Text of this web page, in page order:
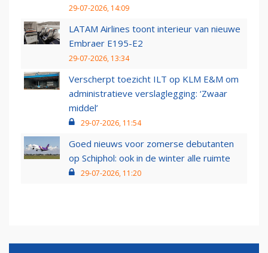
29-07-2026, 14:09
LATAM Airlines toont interieur van nieuwe
Embraer E195-E2
29-07-2026, 13:34
Verscherpt toezicht ILT op KLM E&M om
administratieve verslaglegging: ‘Zwaar
middel’
29-07-2026, 11:54
Goed nieuws voor zomerse debutanten
op Schiphol: ook in de winter alle ruimte
29-07-2026, 11:20